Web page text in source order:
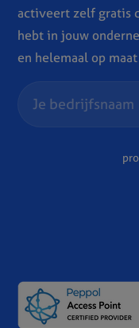
activeert zelf gratis
hebt in jouw
en helemaal op